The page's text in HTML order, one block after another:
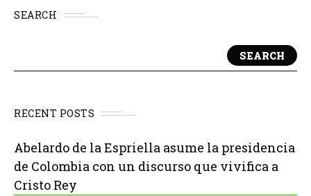
SEARCH
SEARCH
RECENT POSTS
Abelardo de la Espriella asume la presidencia
de Colombia con un discurso que vivifica a
Cristo Rey